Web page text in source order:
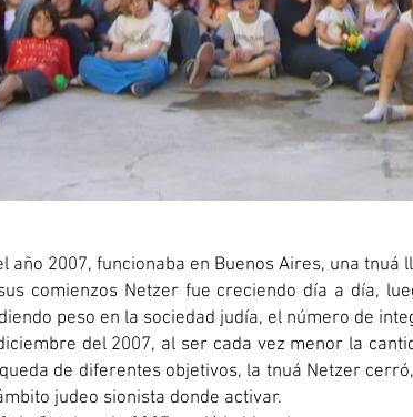
año 2007, funcionaba en Buenos Aires, una tnuá
comienzos Netzer fue creciendo día a día,
peso en la sociedad judía, el número de
del 2007, al ser cada vez menor la
de diferentes objetivos, la tnuá Netzer
judeo sionista donde activar.